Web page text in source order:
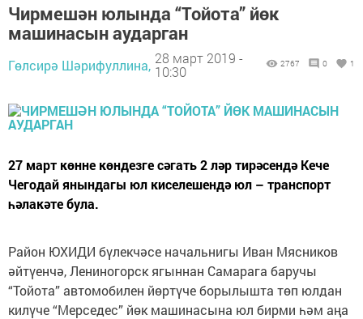
Чирмешән юлында “Тойота” йөк
машинасын аударган
Гөлсирә Шәрифуллина, 28 март 2019 -
10:30
2767 0 1
27 март көнне көндезге сәгать 2 ләр тирәсендә Кече
Чегодай янындагы юл киселешендә юл – транспорт
һәлакәте була.
Район ЮХИДИ бүлекчәсе начальнигы Иван Мясников
әйтүенчә, Лениногорск ягыннан Самарага баручы
“Тойота” автомобилен йөртүче борылышта төп юлдан
килүче “Мерседес” йөк машинасына юл бирми һәм аңа